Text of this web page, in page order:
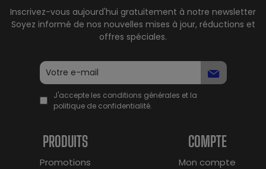
Inscrivez-vous aujourd'hui gratuitement à notre newsletter
Soyez informé de nos nouvelles mises à jour, réductions et
offres spéciales.
J'accepte les conditions générales et la
politique de confidentialité.
PRODUITS
Promotions
COMPTE
Mon compte